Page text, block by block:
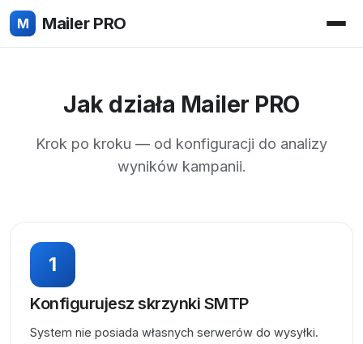
M Mailer PRO
Jak działa Mailer PRO
Krok po kroku — od konfiguracji do analizy
wyników kampanii.
1
Konfigurujesz skrzynki SMTP
System nie posiada własnych serwerów do wysyłki.